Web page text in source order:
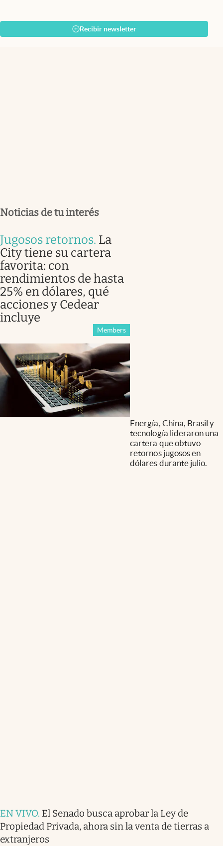
Recibir newsletter
Noticias de tu interés
Jugosos retornos. La
City tiene su cartera
favorita: con
rendimientos de hasta
25% en dólares, qué
acciones y Cedear
incluye
Members
Energía, China, Brasil y
tecnología lideraron una
cartera que obtuvo
retornos jugosos en
dólares durante julio.
EN VIVO. El Senado busca aprobar la Ley de
Propiedad Privada, ahora sin la venta de tierras a
extranjeros